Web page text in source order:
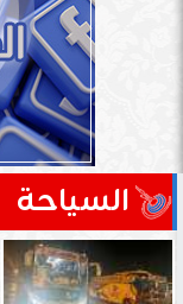
السياحة